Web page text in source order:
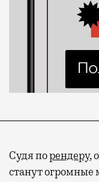
Судя порендеру,
станут огромные